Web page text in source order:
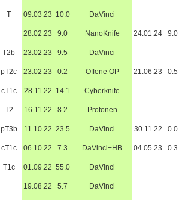
T 09.03.23 10.0 DaVinci
28.02.23 9.0 NanoKnife 24.01.24 9.0
T2b 23.02.23 9.5 DaVinci
pT2c 23.02.23 0.2 Offene OP 21.06.23 0.5
cT1c 28.11.22 14.1 Cyberknife
T2 16.11.22 8.2 Protonen
pT3b 11.10.22 23.5 DaVinci 30.11.22 0.0
cT1c 06.10.22 7.3 DaVinci+HB 04.05.23 0.3
T1c 01.09.22 55.0 DaVinci
19.08.22 5.7 DaVinci